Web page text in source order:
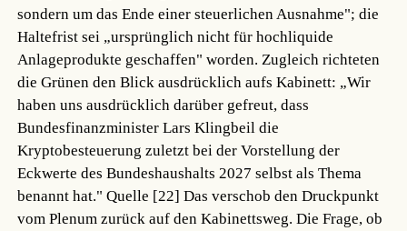
sondern um das Ende einer steuerlichen Ausnahme"; die
Haltefrist sei „ursprünglich nicht für hochliquide
Anlageprodukte geschaffen" worden. Zugleich richteten
die Grünen den Blick ausdrücklich aufs Kabinett: „Wir
haben uns ausdrücklich darüber gefreut, dass
Bundesfinanzminister Lars Klingbeil die
Kryptobesteuerung zuletzt bei der Vorstellung der
Eckwerte des Bundeshaushalts 2027 selbst als Thema
benannt hat."Quelle [22] Das verschob den Druckpunkt
vom Plenum zurück auf den Kabinettsweg. Die Frage, ob